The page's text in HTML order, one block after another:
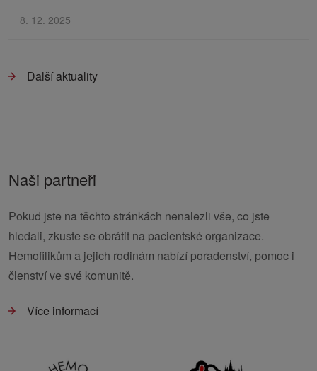
8. 12. 2025
Další aktuality
Naši partneři
Pokud jste na těchto stránkách nenalezli vše, co jste
hledali, zkuste se obrátit na pacientské organizace.
Hemofilikům a jejich rodinám nabízí poradenství, pomoc i
členství ve své komunitě.
Více informací